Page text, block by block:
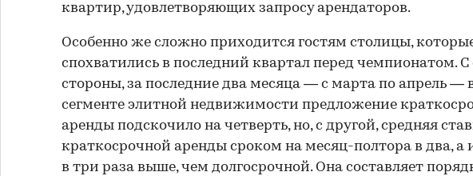
квартир, удовлетворяющих запросу арендаторов.
Особенно же сложно приходится гостям столицы,
спохватились в последний квартал перед чемпионатом. С
стороны, за последние два месяца — с марта по апрель —
сегменте элитной недвижимости предложение
аренды подскочило на четверть, но, с другой, средняя
краткосрочной аренды сроком на месяц-полтора в два, а
в три раза выше, чем долгосрочной. Она составляет